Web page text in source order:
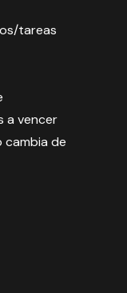
tareas
a vencer
de